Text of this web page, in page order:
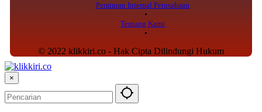
Peraturan Internal Perusahaan
Tentang Kami
© 2022 klikkiri.co - Hak Cipta Dilindungi Hukum
×